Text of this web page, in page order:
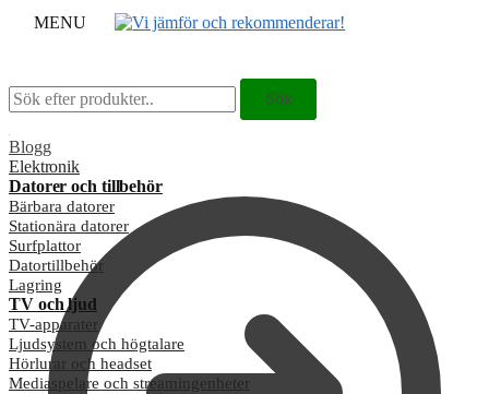
MENU
Sök
efter:
Sök
Blogg
Sök
efter:
Sök
Elektronik
Datorer och tillbehör
Bärbara datorer
Stationära datorer
Surfplattor
Datortillbehör
Lagring
TV och ljud
TV-apparater
Ljudsystem och högtalare
Hörlurar och headset
Mediaspelare och streamingenheter